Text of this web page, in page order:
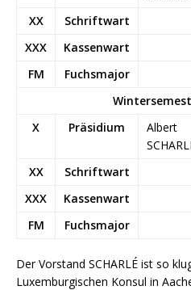
XX
Schriftwart
XXX
Kassenwart
FM
Fuchsmajor
X
Präsidium
Albert
XX
Schriftwart
XXX
Kassenwart
FM
Fuchsmajor
Der Vorstand SCHARLÉ ist so
Luxemburgischen Konsul in